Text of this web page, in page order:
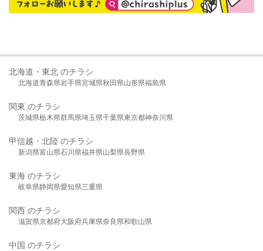
北海道・東北 のチラシ
北海道青森県岩手県宮城県秋田県山形県福島県
関東 のチラシ
茨城県栃木県群馬県埼玉県千葉県東京都神奈川県
甲信越・北陸 のチラシ
新潟県富山県石川県福井県山梨県長野県
東海 のチラシ
岐阜県静岡県愛知県三重県
関西 のチラシ
滋賀県京都府大阪府兵庫県奈良県和歌山県
中国 のチラシ